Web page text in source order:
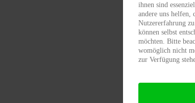
ABC
ihnen sind
andere uns helfen,
Nutzererfahrung
können selbst
möchten. Bitte
womöglich nicht
zur Verfügung